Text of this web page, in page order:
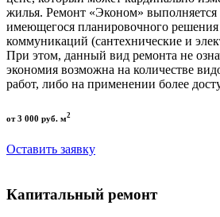
жилья. Ремонт «Эконом» выполняется
имеющегося планировочного
коммуникаций (сантехнические и
При этом, данный вид ремонта не
экономия возможна на количестве
работ, либо на применении более
от 3 000 руб. м2
Оставить заявку
Капитальный ремонт